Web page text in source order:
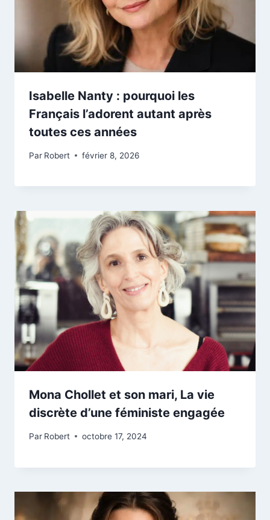
Isabelle Nanty : pourquoi les
Français l’adorent autant après
toutes ces années
Par Robert février 8, 2026
Mona Chollet et son mari, La vie
discrète d’une féministe engagée
Par Robert octobre 17, 2024